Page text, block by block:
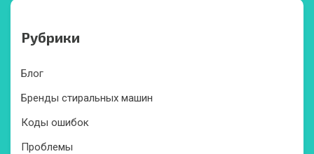
Рубрики
Блог
Бренды стиральных машин
Коды ошибок
Проблемы